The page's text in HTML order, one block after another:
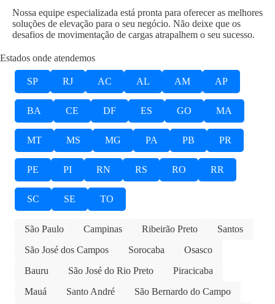
Nossa equipe especializada está pronta para oferecer as melhores
soluções de elevação para o seu negócio. Não deixe que os
desafios de movimentação de cargas atrapalhem o seu sucesso.
Estados onde atendemos
SP RJ AC AL AM AP
BA CE DF ES GO MA
MT MS MG PA PB PR
PE PI RN RS RO RR
SC SE TO
São Paulo Campinas Ribeirão Preto
Santos
São José dos Campos
Sorocaba
Osasco
Bauru
São José do Rio Preto
Piracicaba
Mauá
Santo André
São Bernardo do Campo